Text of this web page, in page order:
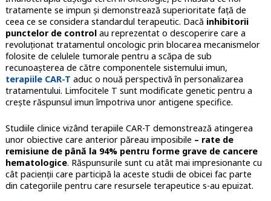
tratamente se impun și demonstrează superioritate față de
ceea ce se considera standardul terapeutic. Dacă inhibitorii
punctelor de controlau reprezentat o descoperire care a
revoluționat tratamentul oncologic prin blocarea mecanismelor
folosite de celulele tumorale pentru a scăpa de sub
recunoașterea de către componentele sistemului imun,
terapiile CAR-T aduc o nouă perspectivă în personalizarea
tratamentului. Limfocitele T sunt modificate genetic pentru a
crește răspunsul imun împotriva unor antigene specifice.
Studiile clinice vizând terapiile CAR-T demonstrează atingerea
unor obiective care anterior păreau imposibile – rate de
remisiune de până la 94% pentru forme grave de cancere
hematologice. Răspunsurile sunt cu atât mai impresionante cu
cât pacienții care participă la aceste studii de obicei fac parte
din categoriile pentru care resursele terapeutice s-au epuizat.